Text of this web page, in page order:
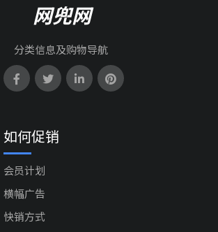
网兜网
分类信息及购物导航
如何促销
会员计划
横幅广告
快销方式